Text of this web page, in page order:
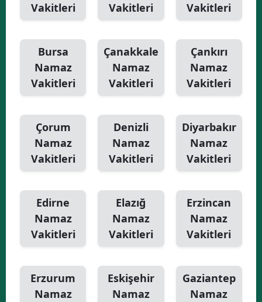
Vakitleri
Vakitleri
Vakitleri
Bursa
Namaz
Vakitleri
Çanakkale
Namaz
Vakitleri
Çankırı
Namaz
Vakitleri
Çorum
Namaz
Vakitleri
Denizli
Namaz
Vakitleri
Diyarbakır
Namaz
Vakitleri
Edirne
Namaz
Vakitleri
Elazığ
Namaz
Vakitleri
Erzincan
Namaz
Vakitleri
Erzurum
Namaz
Eskişehir
Namaz
Gaziantep
Namaz